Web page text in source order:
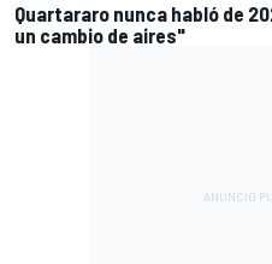
Quartararo nunca habló de
un cambio de aires"